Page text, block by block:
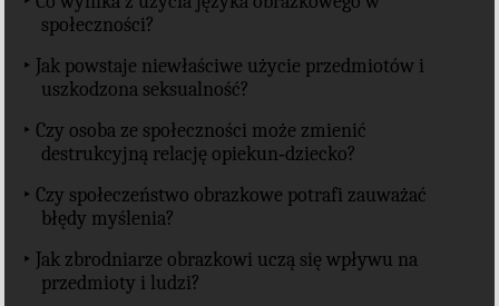
społeczności?
‣ Jak powstaje niewłaściwe użycie przedmiotów i
uszkodzona seksualność?
‣ Czy osoba ze społeczności może zmienić
destrukcyjną relację opiekun‐dziecko?
‣ Czy społeczeństwo obrazkowe potrafi zauważać
błędy myślenia?
‣ Jak zbrodniarze obrazkowi uczą się wpływu na
przedmioty i ludzi?